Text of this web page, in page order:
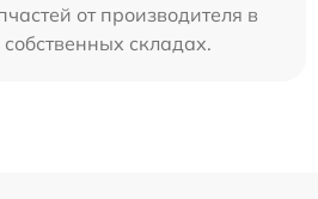
от производителя в
складах.